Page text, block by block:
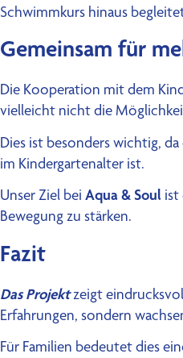
Schwimmkurs hinaus
Gemeinsam für
Die Kooperation mit dem
vielleicht nicht die
Dies ist besonders wichtig,
im Kindergartenalter ist.
Unser Ziel bei Aqua & Soul ist
Bewegung zu stärken.
Fazit
Das Projektzeigt
Erfahrungen, sondern
Für Familien bedeutet dies